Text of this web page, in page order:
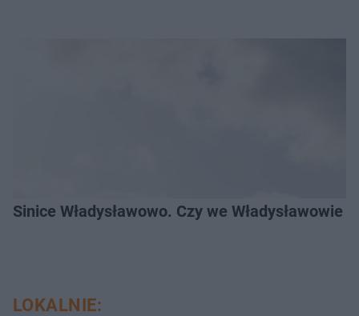
Sinice Władysławowo. Czy we
LOKALNIE: